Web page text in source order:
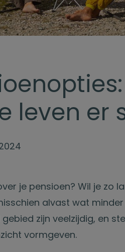
leven er
je pensioen? Wil je zo
alvast wat
zijn veelzijdig, en
vormgeven.